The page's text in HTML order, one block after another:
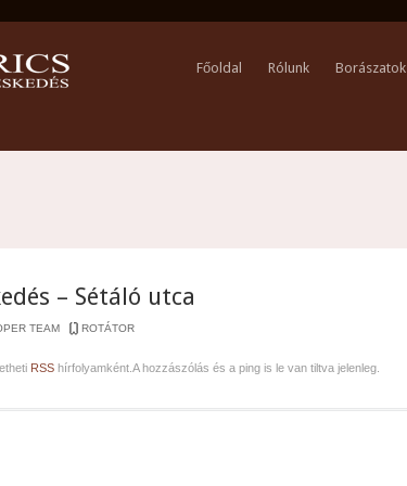
Főoldal Rólunk Borászatok
– Sétáló utca
TEAM ROTÁTOR
RSS hírfolyamként.A hozzászólás és a ping is le van tiltva jelenleg.